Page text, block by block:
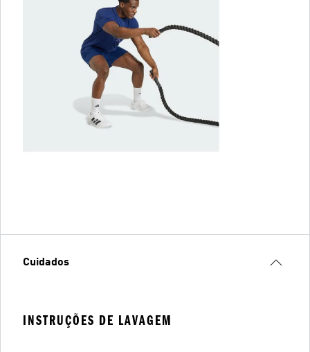
Cuidados
INSTRUÇÕES DE LAVAGEM